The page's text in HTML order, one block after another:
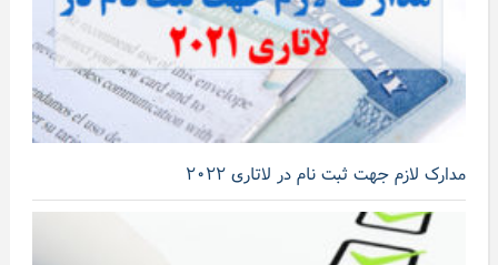
مدارک لازم جهت ثبت نام در لاتاری ۲۰۲۲